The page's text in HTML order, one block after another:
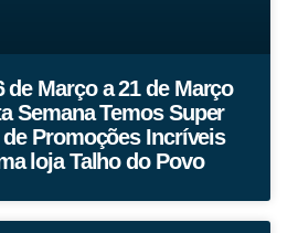
de Março a 21 de Março
Semana Temos Super
Promoções Incríveis
loja Talho do Povo